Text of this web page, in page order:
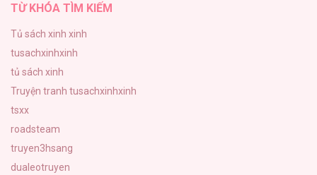
TỪ KHÓA TÌM KIẾM
Tủ sách xinh xinh
tusachxinhxinh
tủ sách xinh
Truyện tranh tusachxinhxinh
tsxx
roadsteam
truyen3hsang
dualeotruyen